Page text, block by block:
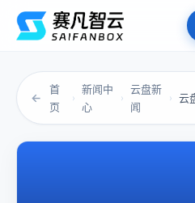
←
首
页
›
新闻中
心
›
云盘新
闻
›